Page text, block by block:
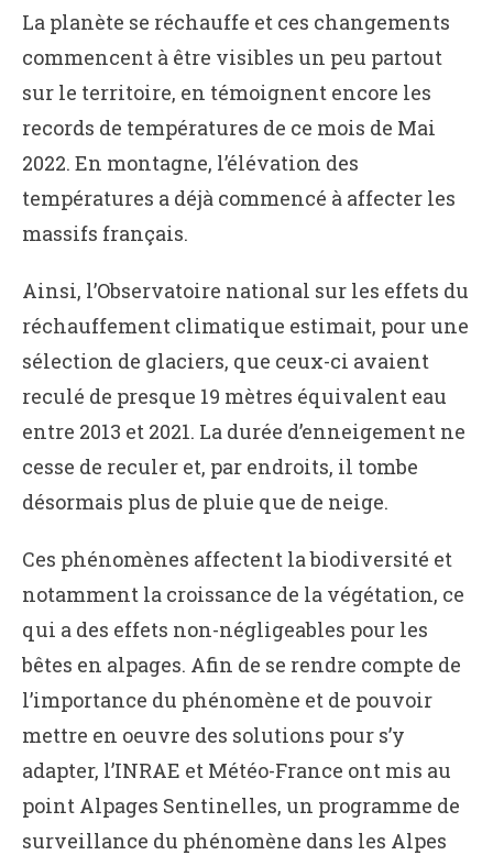
La planète se réchauffe et ces changements
commencent à être visibles un peu partout
sur le territoire, en témoignent encore les
records de températures de ce mois de Mai
2022. En montagne, l’élévation des
températures a déjà commencé à affecter les
massifs français.
Ainsi, l’Observatoire national sur les effets du
réchauffement climatique estimait, pour une
sélection de glaciers, que ceux-ci avaient
reculé de presque 19 mètres équivalent eau
entre 2013 et 2021. La durée d’enneigement ne
cesse de reculer et, par endroits, il tombe
désormais plus de pluie que de neige.
Ces phénomènes affectent la biodiversité et
notamment la croissance de la végétation, ce
qui a des effets non-négligeables pour les
bêtes en alpages. Afin de se rendre compte de
l’importance du phénomène et de pouvoir
mettre en oeuvre des solutions pour s’y
adapter, l’INRAE et Météo-France ont mis au
point Alpages Sentinelles, un programme de
surveillance du phénomène dans les Alpes